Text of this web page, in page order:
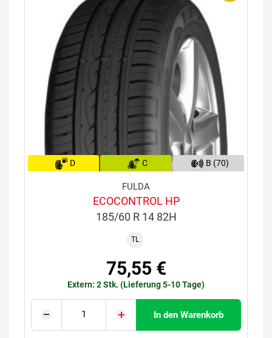
D C B (70)
FULDA
ECOCONTROL HP
185/60 R 14 82H
TL
75,55 €
Extern: 2 Stk. (Lieferung 5-10 Tage)
In den Warenkorb